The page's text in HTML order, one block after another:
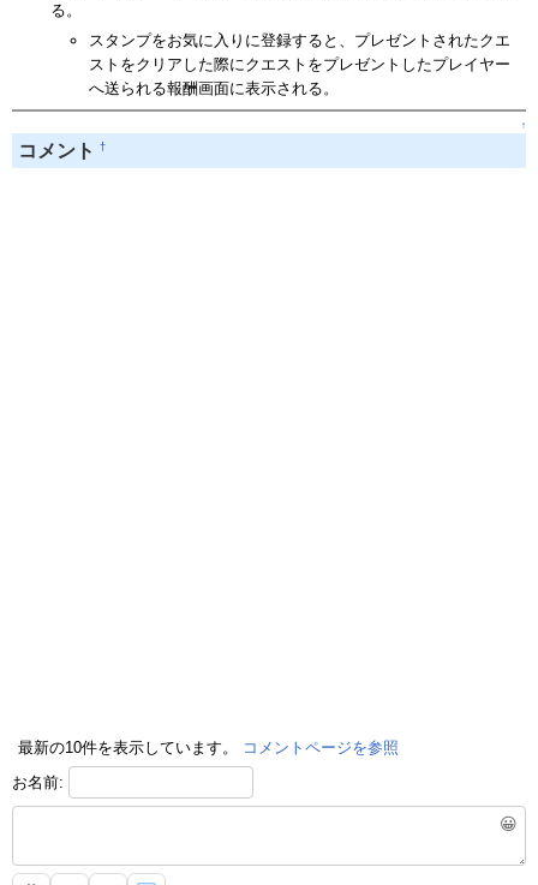
る。
スタンプをお気に入りに登録すると、プレゼントされたクエ
ストをクリアした際にクエストをプレゼントしたプレイヤー
へ送られる報酬画面に表示される。
↑
コメント †
最新の10件を表示しています。
コメントページを参照
お名前:
😀